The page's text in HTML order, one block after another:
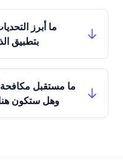
ما أبرز
بتطبيق
ما مستقبل مكافحة
وهل ستكون